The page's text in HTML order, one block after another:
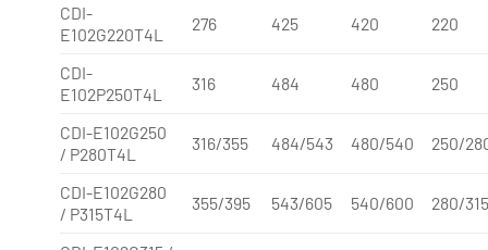
CDI-
E102G220T4L
276 425 420 220
CDI-
E102P250T4L
316 484 480 250
CDI-E102G250
/ P280T4L
316/355 484/543 480/540 250/
CDI-E102G280
/ P315T4L
355/395 543/605 540/600 280/